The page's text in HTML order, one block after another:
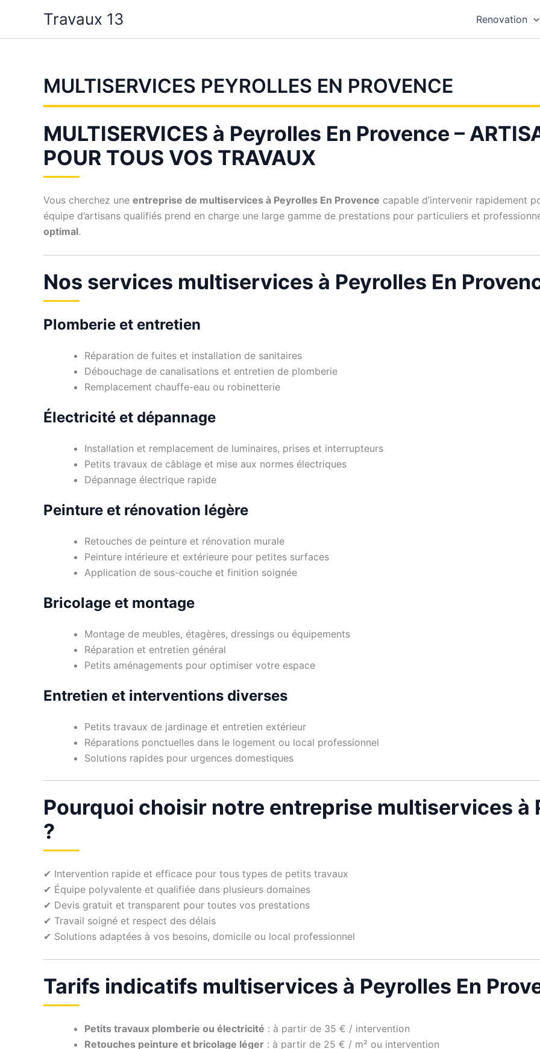
contenu
Travaux 13 Renovation
MULTISERVICES PEYROLLES EN PROVENCE
MULTISERVICES à Peyrolles En Provence –
POUR TOUS VOS TRAVAUX
Vous cherchez une entreprise de multiservices à Peyrolles En Provence capable d’intervenir rapidement
équipe d’artisans qualifiés prend en charge une large gamme de prestations pour particuliers et
optimal.
Nos services multiservices à Peyrolles En
Plomberie et entretien
Réparation de fuites et installation de sanitaires
Débouchage de canalisations et entretien de plomberie
Remplacement chauffe-eau ou robinetterie
Électricité et dépannage
Installation et remplacement de luminaires, prises et interrupteurs
Petits travaux de câblage et mise aux normes électriques
Dépannage électrique rapide
Peinture et rénovation légère
Retouches de peinture et rénovation murale
Peinture intérieure et extérieure pour petites surfaces
Application de sous-couche et finition soignée
Bricolage et montage
Montage de meubles, étagères, dressings ou équipements
Réparation et entretien général
Petits aménagements pour optimiser votre espace
Entretien et interventions diverses
Petits travaux de jardinage et entretien extérieur
Réparations ponctuelles dans le logement ou local professionnel
Solutions rapides pour urgences domestiques
Pourquoi choisir notre entreprise multiservices à
?
✔ Intervention rapide et efficace pour tous types de petits travaux
✔ Équipe polyvalente et qualifiée dans plusieurs domaines
✔ Devis gratuit et transparent pour toutes vos prestations
✔ Travail soigné et respect des délais
✔ Solutions adaptées à vos besoins, domicile ou local professionnel
Tarifs indicatifs multiservices à Peyrolles En
Petits travaux plomberie ou électricité : à partir de 35 € / intervention
Retouches peinture et bricolage léger : à partir de 25 € / m² ou intervention